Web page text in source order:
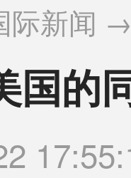
际新闻
国的